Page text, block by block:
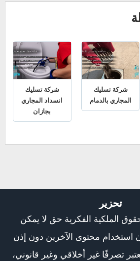
شركة تسليك
المجاري بالدمام
شركة تسليك
انسداد المجاري
بجازان
تحزير
الملكية الفكرية حق لا يمكن
استخدام محتوى الآخرين دون إذن
تصرفًا غير أخلاقي وغير قانوني،